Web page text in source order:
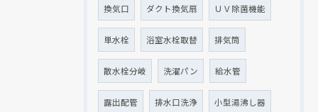
換気口 ダクト換気扇 ＵＶ除菌機能
単水栓 浴室水栓取替 排気筒
散水栓分岐 洗濯パン 給水管
露出配管 排水口洗浄 小型湯沸し器